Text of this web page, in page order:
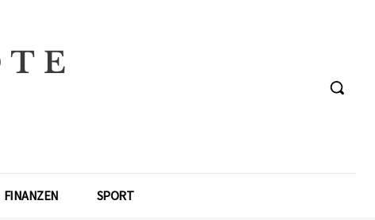
FINANZEN SPORT